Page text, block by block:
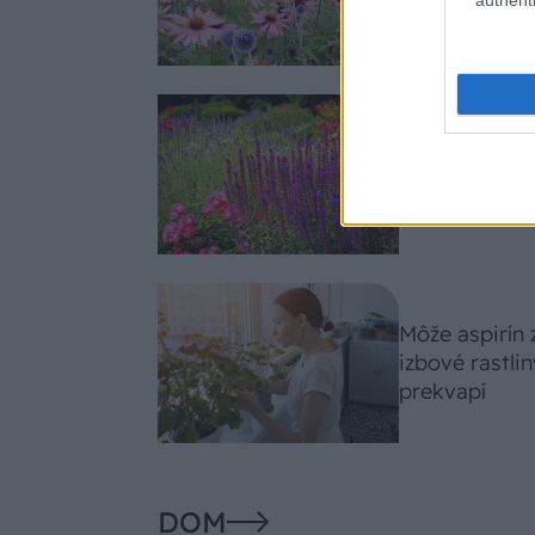
slnko svieti
fialových
Môže
izbové
prekvapí
DOM